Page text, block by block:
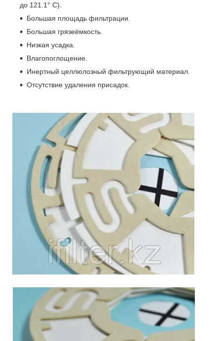
до 121.1° C).
Большая площадь фильтрации.
Большая грязеёмкость.
Низкая усадка.
Влагопоглощение.
Инертный целлюлозный фильтрующий материал.
Отсутствие удаления присадок.